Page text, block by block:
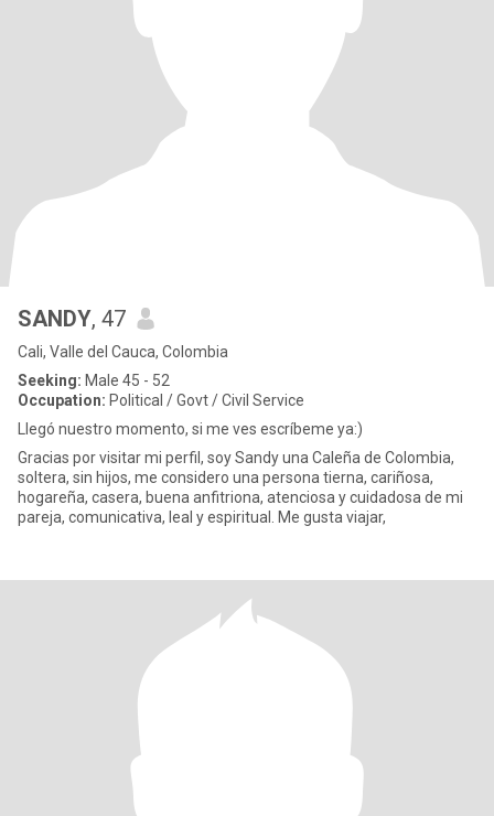
SANDY, 47
Cali, Valle del Cauca, Colombia
Seeking: Male 45 - 52
Occupation: Political / Govt / Civil Service
Llegó nuestro momento, si me ves escríbeme ya:)
Gracias por visitar mi perfil, soy Sandy una Caleña de Colombia,
soltera, sin hijos, me considero una persona tierna, cariñosa,
hogareña, casera, buena anfitriona, atenciosa y cuidadosa de mi
pareja, comunicativa, leal y espiritual. Me gusta viajar,